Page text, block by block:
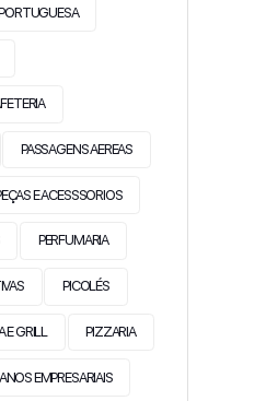
PASSAGENS AEREAS
E ACESSSORIOS
PERFUMARIA
PICOLÉS
E GRILL PIZZARIA
EMPRESARIAIS